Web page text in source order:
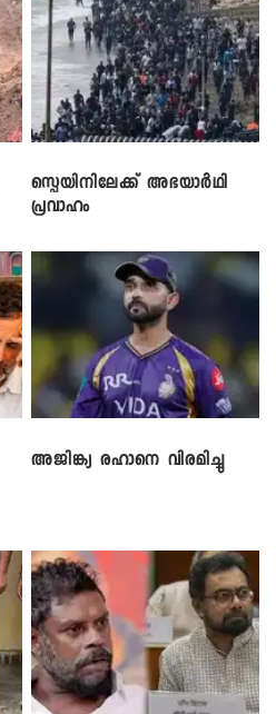
സ്പെയിനിലേക്ക് അഭയാർഥി
പ്രവാഹം
അജിങ്ക്യ രഹാനെ വിരമിച്ചു